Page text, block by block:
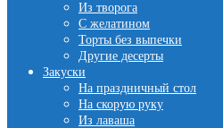
Из творога
С желатином
Торты без выпечки
Другие десерты
Закуски
На праздничный стол
На скорую руку
Из лаваша